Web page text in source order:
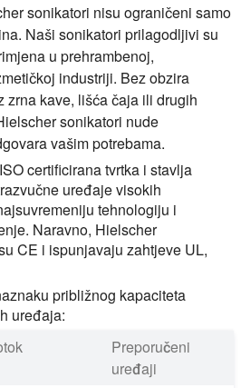
sonikatori nisu ograničeni samo
Naši sonikatori prilagodljivi su
u prehrambenoj,
industriji. Bez obzira
zrna kave, lišća čaja ili drugih
sonikatori nude
vašim potrebama.
certificirana tvrtka i stavlja
uređaje visokih
tehnologiju i
Naravno, Hielscher
CE i ispunjavaju zahtjeve UL,
približnog kapaciteta
uređaja:
Preporučeni
uređaji